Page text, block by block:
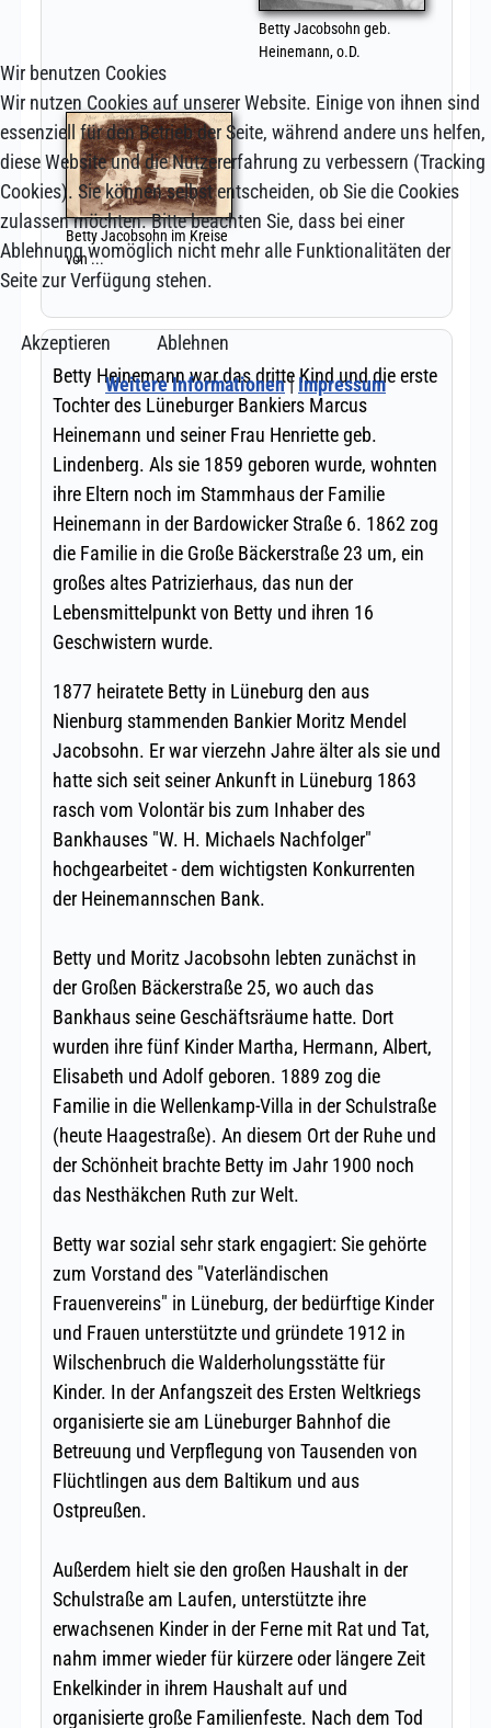
Wir benutzen Cookies
Wir nutzen Cookies auf unserer Website. Einige von ihnen sind
essenziell für den Betrieb der Seite, während andere uns helfen,
diese Website und die Nutzererfahrung zu verbessern (Tracking
Cookies). Sie können selbst entscheiden, ob Sie die Cookies
zulassen möchten. Bitte beachten Sie, dass bei einer
Ablehnung womöglich nicht mehr alle Funktionalitäten der
Seite zur Verfügung stehen.
Akzeptieren
Ablehnen
Weitere Informationen|Impressum